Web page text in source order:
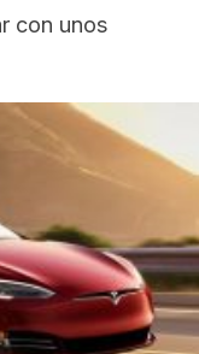
con unos